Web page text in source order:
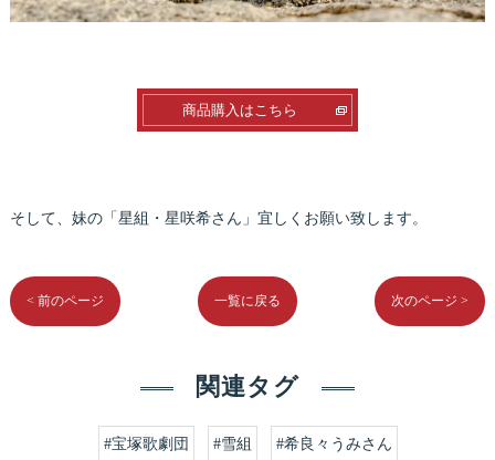
商品購入はこちら
そして、妹の「星組・星咲希さん」宜しくお願い致します。
< 前のページ 一覧に戻る 次のページ >
関連タグ
#宝塚歌劇団 #雪組 #希良々うみさん